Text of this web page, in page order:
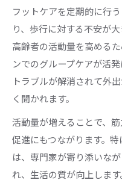
フットケアを定期的に行
り、歩行に対する不安が
高齢者の活動量を高める
ンでのグループケアが活
トラブルが解消されて外
く聞かれます。
活動量が増えることで、
促進にもつながります。
は、専門家が寄り添いな
れ、生活の質が向上しま